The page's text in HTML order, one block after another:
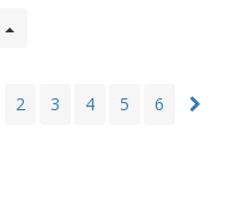
2 3 4 5 6